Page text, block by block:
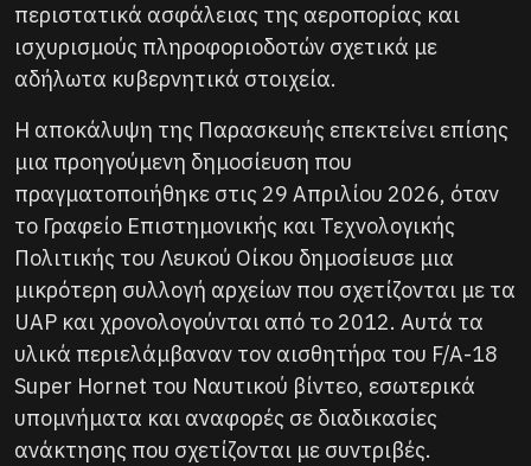
περιστατικά ασφάλειας της αεροπορίας και
ισχυρισμούς πληροφοριοδοτών σχετικά με
αδήλωτα κυβερνητικά στοιχεία.
Η αποκάλυψη της Παρασκευής επεκτείνει επίσης
μια προηγούμενη δημοσίευση που
πραγματοποιήθηκε στις 29 Απριλίου 2026, όταν
το Γραφείο Επιστημονικής και Τεχνολογικής
Πολιτικής του Λευκού Οίκου δημοσίευσε μια
μικρότερη συλλογή αρχείων που σχετίζονται με τα
UAP και χρονολογούνται από το 2012. Αυτά τα
υλικά περιελάμβαναν τον αισθητήρα του F/A-18
Super Hornet του Ναυτικού βίντεο, εσωτερικά
υπομνήματα και αναφορές σε διαδικασίες
ανάκτησης που σχετίζονται με συντριβές.